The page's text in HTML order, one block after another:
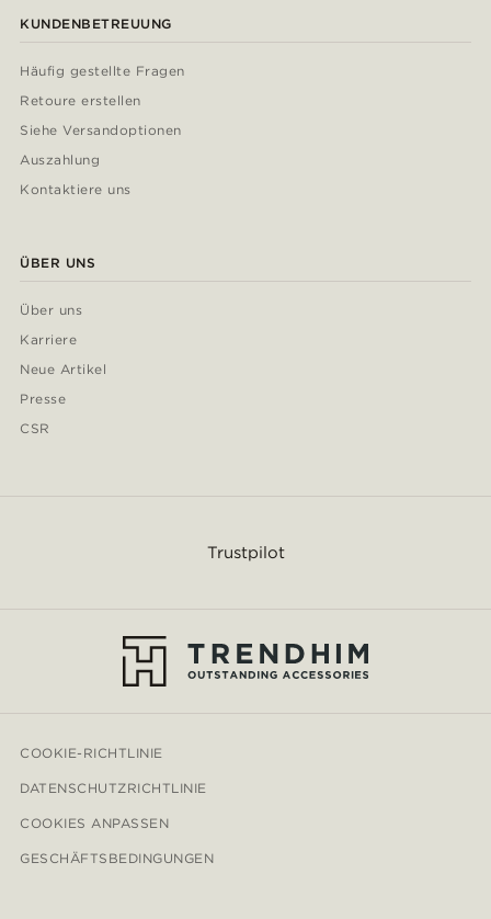
KUNDENBETREUUNG
Häufig gestellte Fragen
Retoure erstellen
Siehe Versandoptionen
Auszahlung
Kontaktiere uns
ÜBER UNS
Über uns
Karriere
Neue Artikel
Presse
CSR
Trustpilot
COOKIE-RICHTLINIE
DATENSCHUTZRICHTLINIE
COOKIES ANPASSEN
GESCHÄFTSBEDINGUNGEN